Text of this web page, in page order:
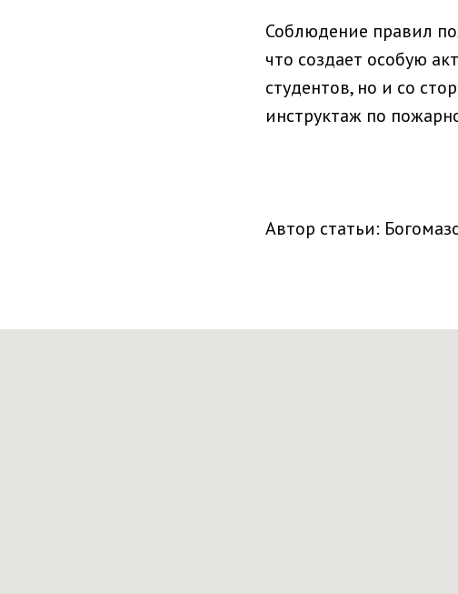
Соблюдение правил
что создает особую
студентов, но и со
инструктаж по
Автор статьи: